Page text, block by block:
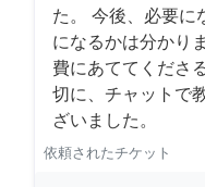
た。 今後、必要に
になるかは分かり
費にあててくださ
切に、チャットで
ざいました。
依頼されたチケット